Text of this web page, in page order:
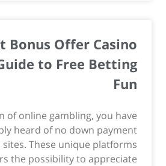
Bonus Offer Casino
to Free Betting
Fun
of online gambling, you have
heard of no down payment
These unique platforms
the possibility to appreciate...